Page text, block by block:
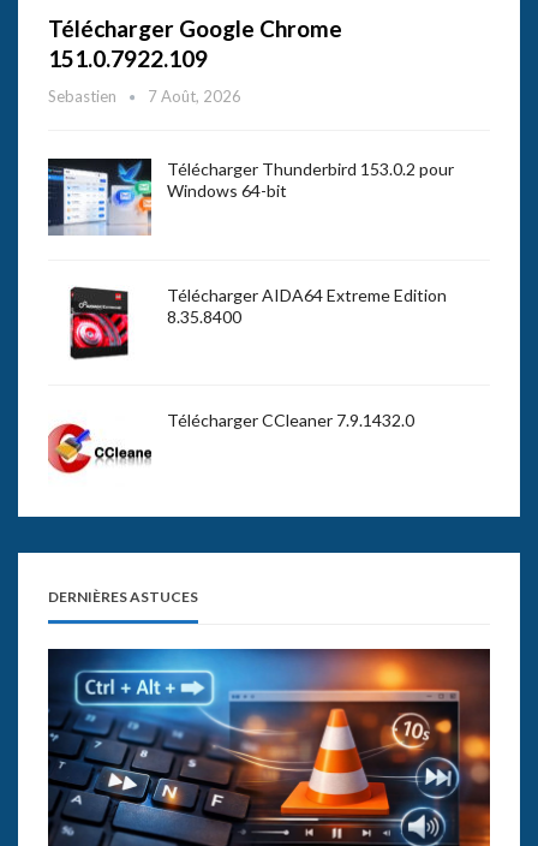
Télécharger Google Chrome
151.0.7922.109
Sebastien 7 Août, 2026
Télécharger Thunderbird 153.0.2 pour
Windows 64-bit
Télécharger AIDA64 Extreme Edition
8.35.8400
Télécharger CCleaner 7.9.1432.0
DERNIÈRES ASTUCES